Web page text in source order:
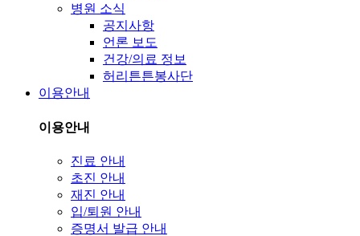
병원 소식
공지사항
언론 보도
건강/의료 정보
허리튼튼봉사단
이용안내
이용안내
진료 안내
초진 안내
재진 안내
입/퇴원 안내
증명서 발급 안내